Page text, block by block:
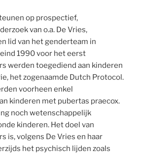
op prospectief,
van o.a. De Vries,
lid van het genderteam in
1990 voor het eerst
werden toegediend aan kinderen
het zogenaamde Dutch Protocol.
voorheen enkel
kinderen met pubertas praecox.
noch wetenschappelijk
kinderen. Het doel van
is, volgens De Vries en haar
het psychisch lijden zoals